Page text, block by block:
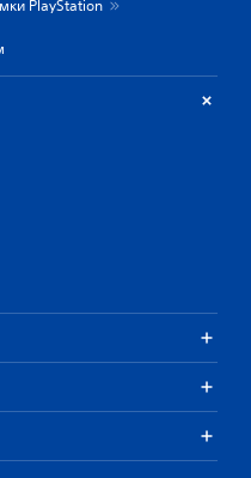
PlayStation